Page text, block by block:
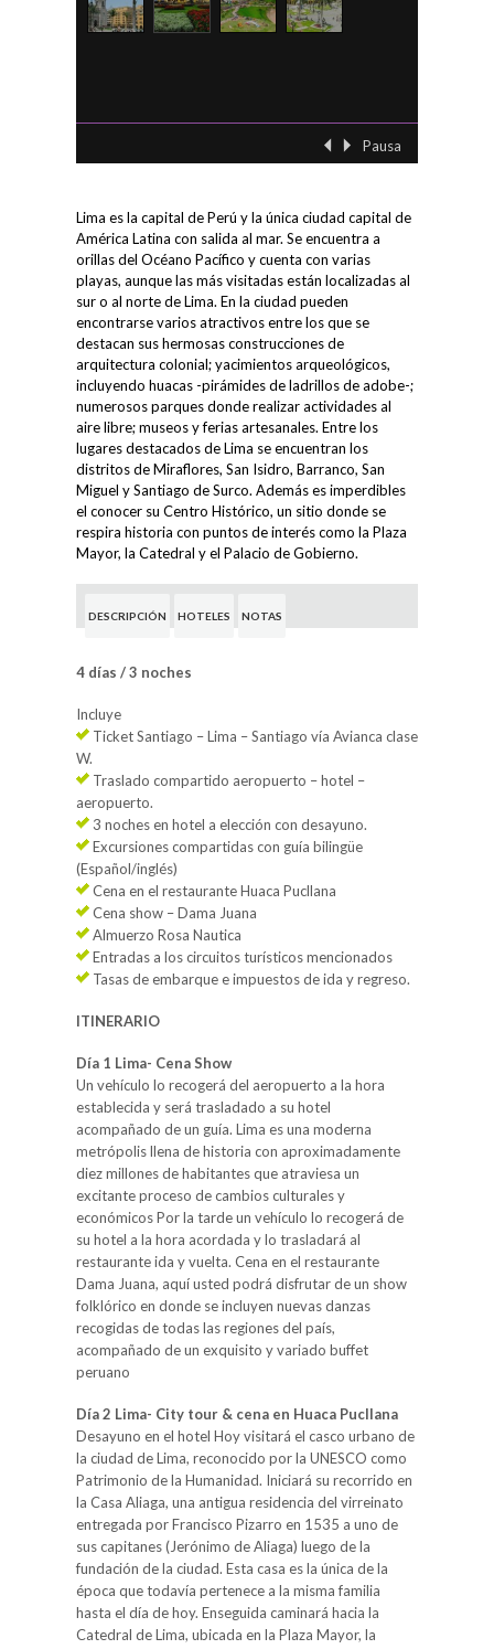
Pausa
Lima es la capital de Perú y la única ciudad capital de
América Latina con salida al mar. Se encuentra a
orillas del Océano Pacífico y cuenta con varias
playas, aunque las más visitadas están localizadas al
sur o al norte de Lima. En la ciudad pueden
encontrarse varios atractivos entre los que se
destacan sus hermosas construcciones de
arquitectura colonial; yacimientos arqueológicos,
incluyendo huacas -pirámides de ladrillos de adobe-;
numerosos parques donde realizar actividades al
aire libre; museos y ferias artesanales. Entre los
lugares destacados de Lima se encuentran los
distritos de Miraflores, San Isidro, Barranco, San
Miguel y Santiago de Surco. Además es imperdibles
el conocer su Centro Histórico, un sitio donde se
respira historia con puntos de interés como la Plaza
Mayor, la Catedral y el Palacio de Gobierno.
DESCRIPCIÓN HOTELES NOTAS
4 días / 3 noches
Incluye
Ticket Santiago – Lima – Santiago vía Avianca clase
W.
Traslado compartido aeropuerto – hotel –
aeropuerto.
3 noches en hotel a elección con desayuno.
Excursiones compartidas con guía bilingüe
(Español/inglés)
Cena en el restaurante Huaca Pucllana
Cena show – Dama Juana
Almuerzo Rosa Nautica
Entradas a los circuitos turísticos mencionados
Tasas de embarque e impuestos de ida y regreso.
ITINERARIO
Día 1 Lima- Cena Show
Un vehículo lo recogerá del aeropuerto a la hora
establecida y será trasladado a su hotel
acompañado de un guía. Lima es una moderna
metrópolis llena de historia con aproximadamente
diez millones de habitantes que atraviesa un
excitante proceso de cambios culturales y
económicos Por la tarde un vehículo lo recogerá de
su hotel a la hora acordada y lo trasladará al
restaurante ida y vuelta. Cena en el restaurante
Dama Juana, aquí usted podrá disfrutar de un show
folklórico en donde se incluyen nuevas danzas
recogidas de todas las regiones del país,
acompañado de un exquisito y variado buffet
peruano
Día 2 Lima- City tour & cena en Huaca Pucllana
Desayuno en el hotel Hoy visitará el casco urbano de
la ciudad de Lima, reconocido por la UNESCO como
Patrimonio de la Humanidad. Iniciará su recorrido en
la Casa Aliaga, una antigua residencia del virreinato
entregada por Francisco Pizarro en 1535 a uno de
sus capitanes (Jerónimo de Aliaga) luego de la
fundación de la ciudad. Esta casa es la única de la
época que todavía pertenece a la misma familia
hasta el día de hoy. Enseguida caminará hacia la
Catedral de Lima, ubicada en la Plaza Mayor, la